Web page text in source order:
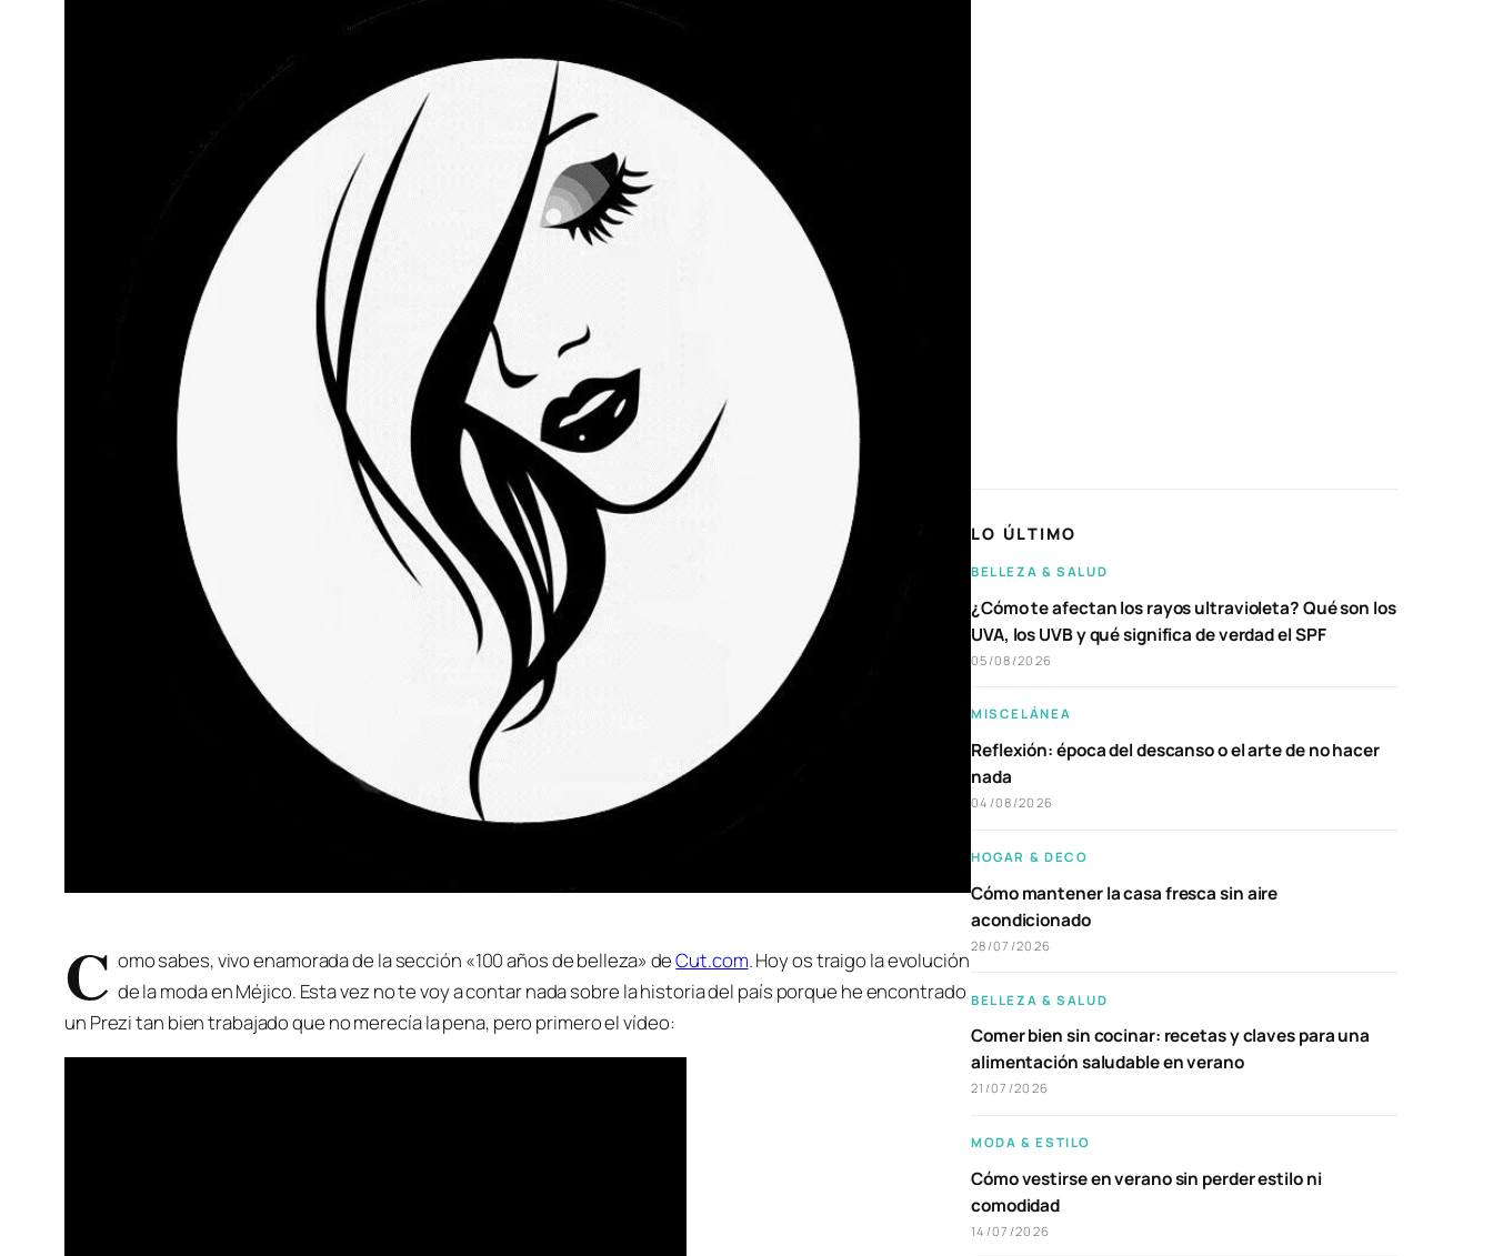
C omo sabes, vivo enamorada de la sección «100 años de belleza» deCut.com. Hoy os traigo la evolución
de la moda en Méjico. Esta vez no te voy a contar nada sobre la historia del país porque he encontrado
un Prezi tan bien trabajado que no merecía la pena, pero primero el vídeo:
LO ÚLTIMO
BELLEZA & SALUD
¿Cómo te afectan los rayos ultravioleta? Qué son los
UVA, los UVB y qué significa de verdad el SPF
05/08/2026
MISCELÁNEA
Reflexión: época del descanso o el arte de no hacer
nada
04/08/2026
HOGAR & DECO
Cómo mantener la casa fresca sin aire
acondicionado
28/07/2026
BELLEZA & SALUD
Comer bien sin cocinar: recetas y claves para una
alimentación saludable en verano
21/07/2026
MODA & ESTILO
Cómo vestirse en verano sin perder estilo ni
comodidad
14/07/2026